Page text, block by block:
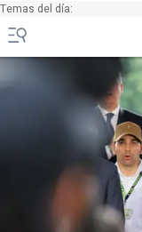
Temas del día: